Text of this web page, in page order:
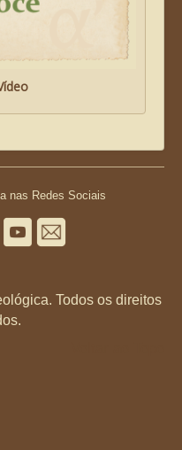
nas Redes Sociais
Todos os direitos